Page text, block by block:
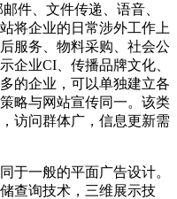
件、文件传递、语音、
将企业的日常涉外工作上
服务、物料采购、社会公
企业CI、传播品牌文化、
的企业，可以单独建立各
略与网站宣传同一。该类
访问群体广，信息更新需
于一般的平面广告设计。
查询技术，三维展示技